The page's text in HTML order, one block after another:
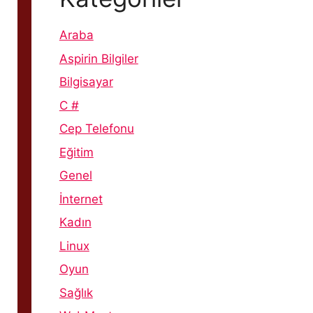
Araba
Aspirin Bilgiler
Bilgisayar
C #
Cep Telefonu
Eğitim
Genel
İnternet
Kadın
Linux
Oyun
Sağlık